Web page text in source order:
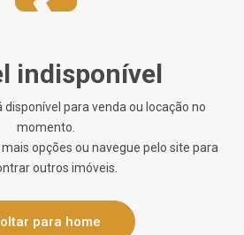
indisponível
disponível para venda ou locação no
momento.
opções ou navegue pelo site para
outros imóveis.
para home